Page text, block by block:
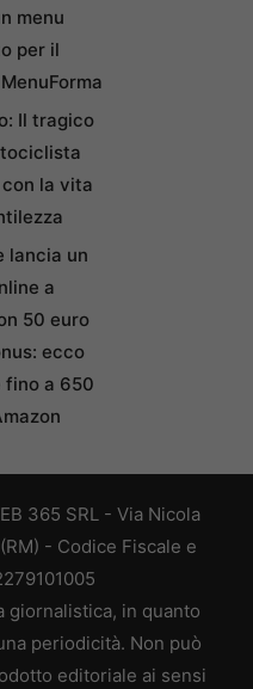
menu
per il
Il tragico
la vita
lancia un
a
50 euro
ecco
fino a 650
365 SRL - Via Nicola
- Codice Fiscale e
giornalistica, in quanto
periodicità. Non può
editoriale ai sensi